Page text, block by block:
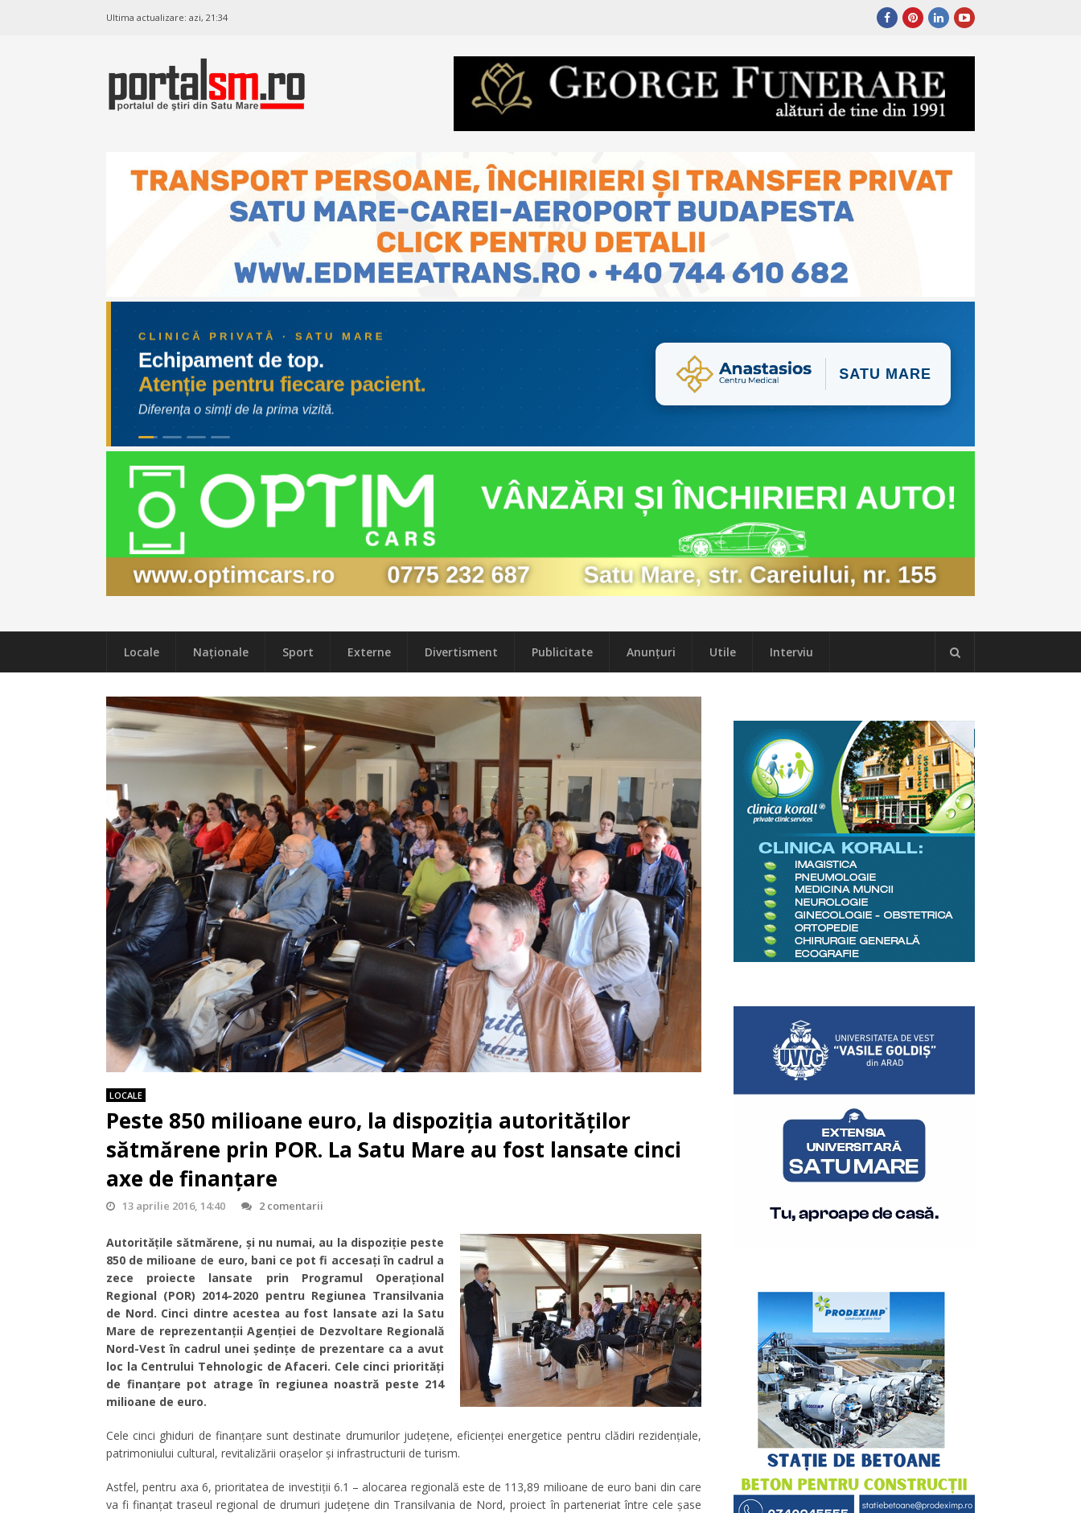
Ultima actualizare: azi, 21:34
Locale Naţionale Sport Externe Divertisment Publicitate Anunțuri Utile Interviu
LOCALE
Peste 850 milioane euro, la dispoziția autorităților
sătmărene prin POR. La Satu Mare au fost lansate cinci
axe de finanțare
13 aprilie 2016, 14:40 2 comentarii
Autoritățile sătmărene, și nu numai, au la dispoziție peste
850 de milioane de euro, bani ce pot fi accesați în cadrul a
zece proiecte lansate prin Programul Operațional
Regional (POR) 2014-2020 pentru Regiunea Transilvania
de Nord. Cinci dintre acestea au fost lansate azi la Satu
Mare de reprezentanții Agenţiei de Dezvoltare Regională
Nord-Vest în cadrul unei ședințe de prezentare ca a avut
loc la Centrului Tehnologic de Afaceri. Cele cinci priorități
de finanțare pot atrage în regiunea noastră peste 214
milioane de euro.
Cele cinci ghiduri de finanțare sunt destinate drumurilor judeţene, eficienţei energetice pentru clădiri rezidenţiale,
patrimoniului cultural, revitalizării oraşelor şi infrastructurii de turism.
Astfel, pentru axa 6, prioritatea de investiții 6.1 – alocarea regională este de 113,89 milioane de euro bani din care
va fi finanțat traseul regional de drumuri județene din Transilvania de Nord, proiect în parteneriat între cele șase